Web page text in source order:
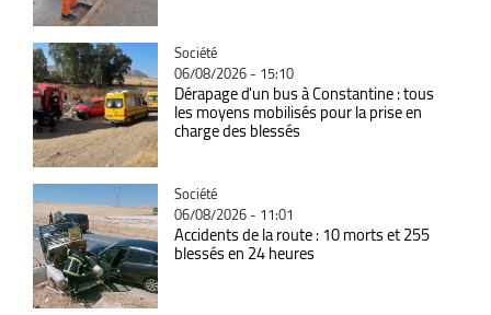
Catégorie
Société
06/08/2026 - 15:10
Dérapage d'un bus à Constantine : tous
les moyens mobilisés pour la prise en
charge des blessés
Catégorie
Société
06/08/2026 - 11:01
Accidents de la route : 10 morts et 255
blessés en 24 heures